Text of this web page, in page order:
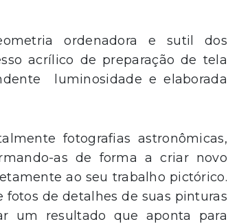
ordenadora e sutil dos
acrílico de preparação de tela
luminosidade e elaborada
fotografias astronômicas,
as de forma a criar novo
ao seu trabalho pictórico.
fotos de detalhes de suas pinturas
um resultado que aponta para